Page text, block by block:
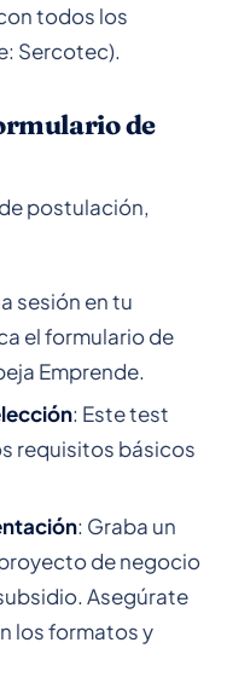
todos los
Sercotec).
de
postulación,
sesión en tu
el formulario de
Emprende.
: Este test
requisitos básicos
: Graba un
de negocio
Asegúrate
los formatos y